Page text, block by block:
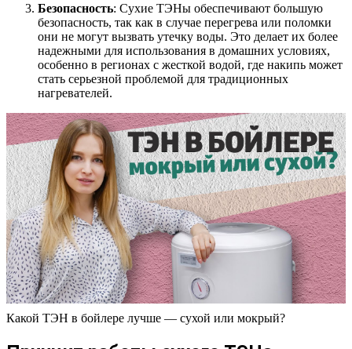
Безопасность: Сухие ТЭНы обеспечивают большую
безопасность, так как в случае перегрева или поломки
они не могут вызвать утечку воды. Это делает их более
надежными для использования в домашних условиях,
особенно в регионах с жесткой водой, где накипь может
стать серьезной проблемой для традиционных
нагревателей.
Какой ТЭН в бойлере лучше — сухой или мокрый?